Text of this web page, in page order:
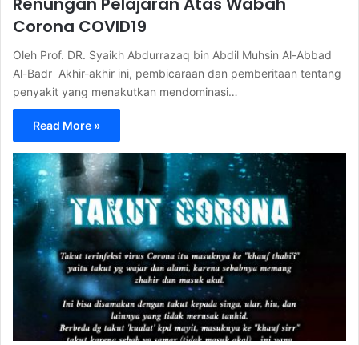
Corona COVID19
Oleh Prof. DR. Syaikh Abdurrazaq bin Abdil Muhsin Al-Abbad
Al-Badr Akhir-akhir ini, pembicaraan dan pemberitaan tentang
penyakit yang menakutkan mendominasi…
Read More »